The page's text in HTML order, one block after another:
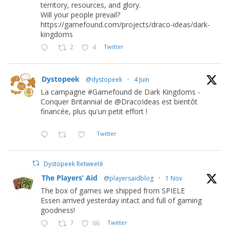
territory, resources, and glory.
Will your people prevail?
https://gamefound.com/projects/draco-ideas/dark-
kingdoms
2 4 Twitter
Dystopeek @dystopeek · 4 Juin
La campagne #Gamefound de Dark Kingdoms -
Conquer Britannia! de @DracoIdeas est bientôt
financée, plus qu'un petit effort !
Twitter
Dystopeek Retweeté
The Players’ Aid @playersaidblog · 1 Nov
The box of games we shipped from SPIELE
Essen arrived yesterday intact and full of gaming
goodness!
7 66 Twitter